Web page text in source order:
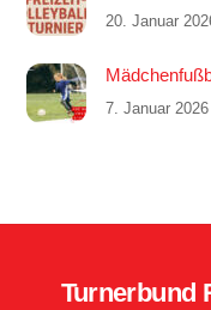
20. Januar
7. Januar 2026
Turnerbund